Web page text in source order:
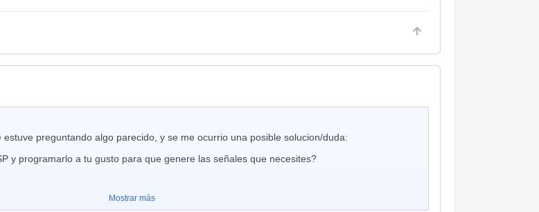
preguntando algo parecido, y se me ocurrio una posible solucion/duda:
y programarlo a tu gusto para que genere las señales que necesites?
Mostrar más